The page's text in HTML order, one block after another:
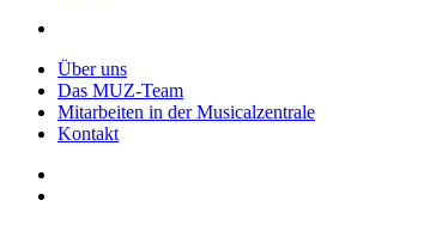
Über uns
Das MUZ-Team
Mitarbeiten in der Musicalzentrale
Kontakt